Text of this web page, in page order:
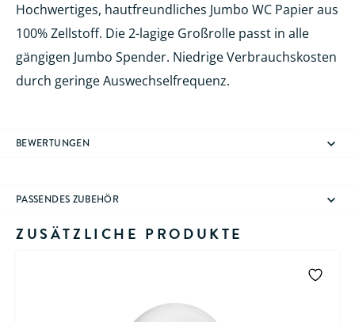
Hochwertiges, hautfreundliches Jumbo WC Papier aus
100% Zellstoff. Die 2-lagige Großrolle passt in alle
gängigen Jumbo Spender. Niedrige Verbrauchskosten
durch geringe Auswechselfrequenz.
BEWERTUNGEN
PASSENDES ZUBEHÖR
ZUSÄTZLICHE PRODUKTE